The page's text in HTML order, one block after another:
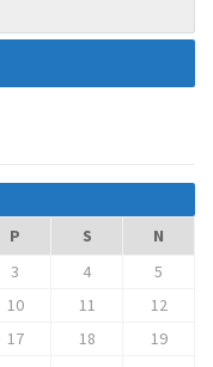
P S
N
3 4
5
10 11
12
17 18
19